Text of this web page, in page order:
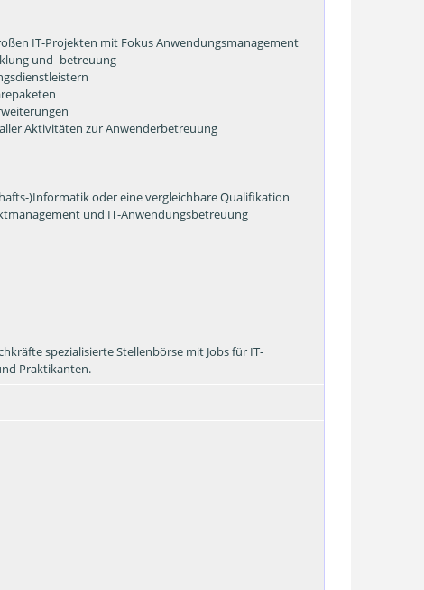
IT-Projekten mit Fokus Anwendungsmanagement
und -betreuung
Aktivitäten zur Anwenderbetreuung
)Informatik oder eine vergleichbare Qualifikation
und IT-Anwendungsbetreuung
spezialisierte Stellenbörse mit Jobs für IT-
Praktikanten.